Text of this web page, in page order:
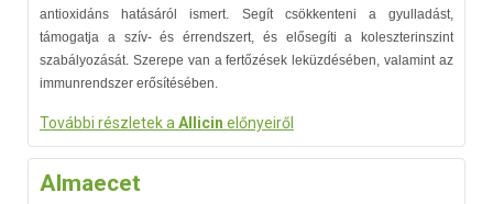
antioxidáns hatásáról ismert. Segít csökkenteni a gyulladást,
támogatja a szív- és érrendszert, és elősegíti a koleszterinszint
szabályozását. Szerepe van a fertőzések leküzdésében, valamint az
immunrendszer erősítésében.
További részletek a Allicin előnyeiről
Almaecet